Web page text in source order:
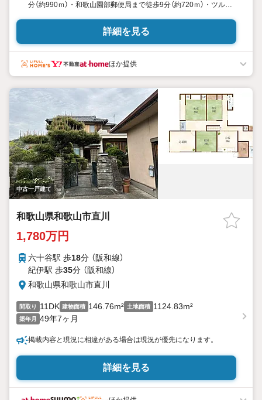
分（約990ｍ）・和歌山園部郵便局まで徒歩9分（約720ｍ）・ツルハ
寺店まで徒歩16分（約1270ｍ）・ザ・ロウズ園部店まで徒歩19分
（約1450ｍ）・業務スーパー六十谷店まで徒歩19分（約1460ｍ）・
ディオ和歌山
詳細を見る
ほか提供
中古一戸建て
和歌山県和歌山市直川
1,780万円
六十谷駅 歩18分 （阪和線）
紀伊駅 歩35分 （阪和線）
和歌山県和歌山市直川
間取り 11DK 建物面積 146.76m² 土地面積 1124.83m²
築年月 49年7ヶ月
掲載内容と現況に相違がある場合は現況が優先になります。
詳細を見る